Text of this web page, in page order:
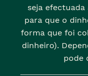
seja
para que o
forma que foi
dinheiro).
pode